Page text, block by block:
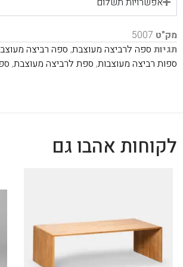
מק"ט 5007
תגיות ספה לרביצה מעוצבת, ספה רביצה
ספות רביצה מעוצבות, ספת לרביצה מעוצבת,
לקוחות אהבו גם